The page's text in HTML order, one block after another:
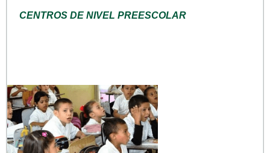
CENTROS DE NIVEL PREESCOLAR